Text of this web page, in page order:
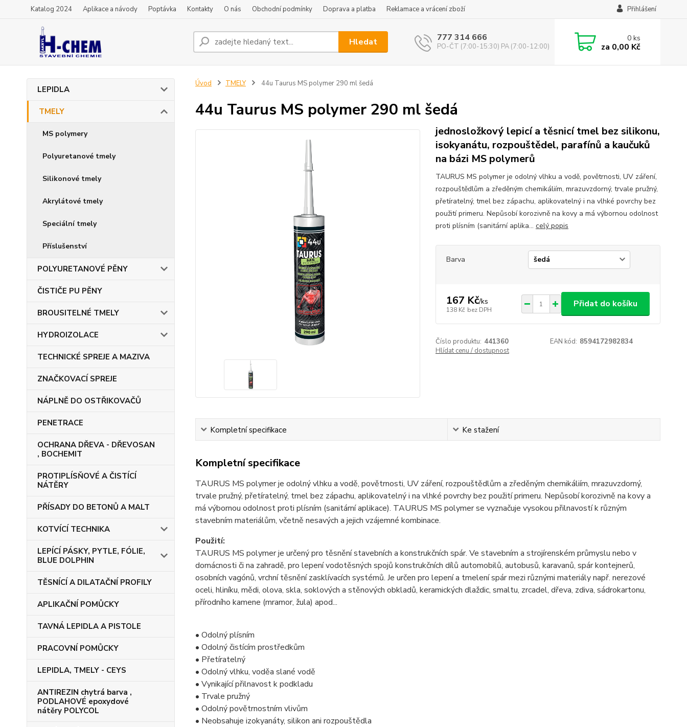
Katalog 2024 Aplikace a návody Poptávka Kontakty O nás Obchodní podmínky Doprava a platba Reklamace a vrácení zboží Přihlášení
Hledat 777 314 666
PO-ČT (7:00-15:30) PA (7:00-12:00)
0ks
za 0,00 Kč
LEPIDLA
TMELY
MS polymery
Polyuretanové tmely
Silikonové tmely
Akrylátové tmely
Speciální tmely
Příslušenství
POLYURETANOVÉ PĚNY
ČISTIČE PU PĚNY
BROUSITELNÉ TMELY
HYDROIZOLACE
TECHNICKÉ SPREJE A MAZIVA
ZNAČKOVACÍ SPREJE
NÁPLNĚ DO OSTŘIKOVAČŮ
PENETRACE
OCHRANA DŘEVA - DŘEVOSAN
, BOCHEMIT
PROTIPLÍSŇOVÉ A ČISTÍCÍ
NÁTĚRY
PŘÍSADY DO BETONŮ A MALT
KOTVÍCÍ TECHNIKA
LEPÍCÍ PÁSKY, PYTLE, FÓLIE,
BLUE DOLPHIN
TĚSNÍCÍ A DILATAČNÍ PROFILY
APLIKAČNÍ POMŮCKY
TAVNÁ LEPIDLA A PISTOLE
PRACOVNÍ POMŮCKY
LEPIDLA, TMELY - CEYS
ANTIREZIN chytrá barva ,
PODLAHOVÉ epoxydové
nátěry POLYCOL
Úvod TMELY 44u Taurus MS polymer 290 ml šedá
44u Taurus MS polymer 290 ml šedá
jednosložkový lepicí a těsnicí tmel bez silikonu,
isokyanátu, rozpouštědel, parafínů a kaučuků
na bázi MS polymerů
TAURUS MS polymer je odolný vlhku a vodě, povětrnosti, UV záření,
rozpouštědlům a zředěným chemikáliím, mrazuvzdorný, trvale pružný,
přetíratelný, tmel bez zápachu, aplikovatelný i na vlhké povrchy bez
použití primeru. Nepůsobí korozivně na kovy a má výbornou odolnost
proti plísním (sanitární aplika... celý popis
Barva
167 Kč/ks
138 Kč bez DPH
Přidat do košíku
Číslo produktu: 441360 EAN kód: 8594172982834
Hlídat cenu / dostupnost
Kompletní specifikace Ke stažení
Kompletní specifikace
TAURUS MS polymer je odolný vlhku a vodě, povětrnosti, UV záření, rozpouštědlům a zředěným chemikáliím, mrazuvzdorný,
trvale pružný, přetíratelný, tmel bez zápachu, aplikovatelný i na vlhké povrchy bez použití primeru. Nepůsobí korozivně na kovy a
má výbornou odolnost proti plísním (sanitární aplikace). TAURUS MS polymer se vyznačuje vysokou přilnavostí k různým
stavebním materiálům, včetně nesavých a jejich vzájemné kombinace.
Použití:
TAURUS MS polymer je určený pro těsnění stavebních a konstrukčních spár. Ve stavebním a strojírenském průmyslu nebo v
domácnosti či na zahradě, pro lepení vodotěsných spojů konstrukčních dílů automobilů, autobusů, karavanů, spár kontejnerů,
osobních vagónů, vrchní těsnění zasklívacích systémů. Je určen pro lepení a tmelení spár mezi různými materiály např. nerezové
oceli, hliníku, mědi, olova, skla, soklových a stěnových obkladů, keramických dlaždic, smaltu, zrcadel, dřeva, zdiva, sádrokartonu,
přírodního kamene (mramor, žula) apod...
• Odolný plísním
• Odolný čistícím prostředkům
• Přetíratelný
• Odolný vlhku, voděa slané vodě
• Vynikající přilnavost k podkladu
• Trvale pružný
• Odolný povětrnostním vlivům
• Neobsahuje izokyanáty, silikon ani rozpouštědla